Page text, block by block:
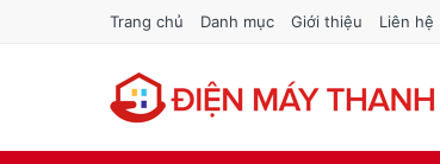
Trang chủ Danh mục Giới thiệu Liên hệ